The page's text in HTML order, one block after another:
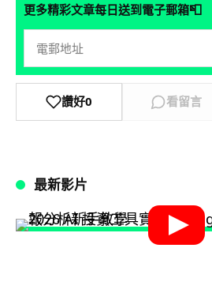
更多精彩文章每日送到電子郵箱📮
讚好0 看留言
最新影片